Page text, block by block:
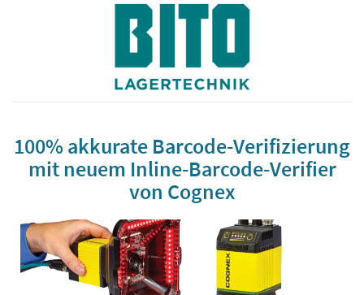
100% akkurate Barcode-Verifizierung
mit neuem Inline-Barcode-Verifier
von Cognex